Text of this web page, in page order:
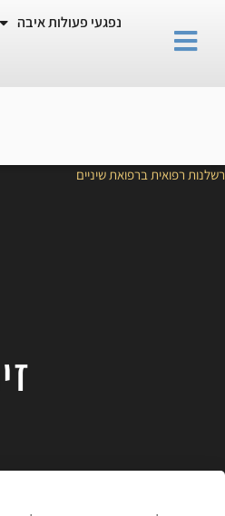
נפגעי פעולות איבה
רשלנות רפואית ברפואת שיניים